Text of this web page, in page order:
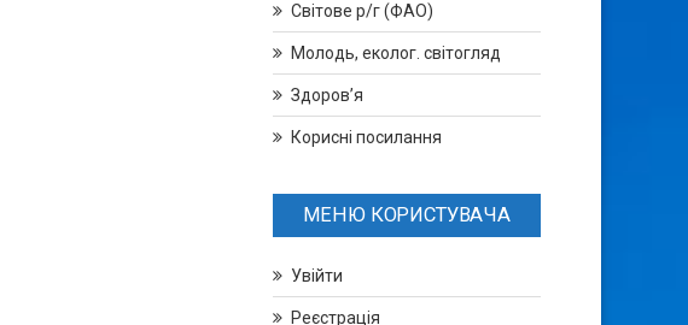
Світове р/г (ФАО)
Молодь, еколог. світогляд
Здоров’я
Корисні посилання
МЕНЮ КОРИСТУВАЧА
Увійти
Реєстрація